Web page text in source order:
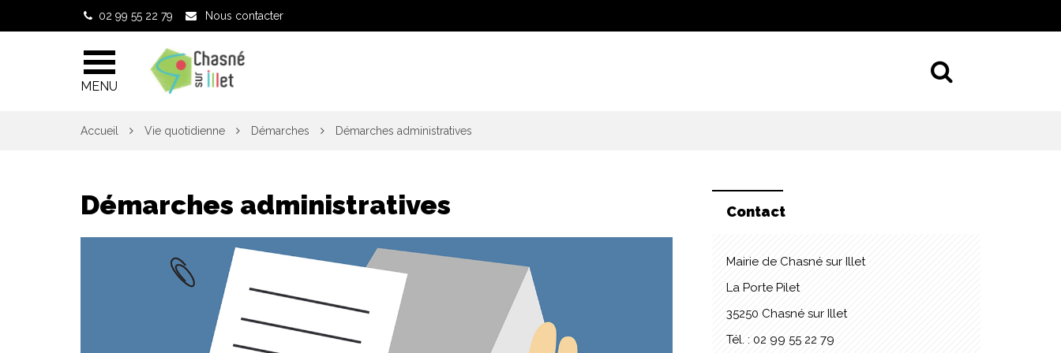
02 99 55 22 79 Nous contacter
MENU
Accueil Vie quotidienne Démarches Démarches administratives
Démarches administratives Contact
Mairie de Chasné sur Illet
La Porte Pilet
35250 Chasné sur Illet
Tél. : 02 99 55 22 79